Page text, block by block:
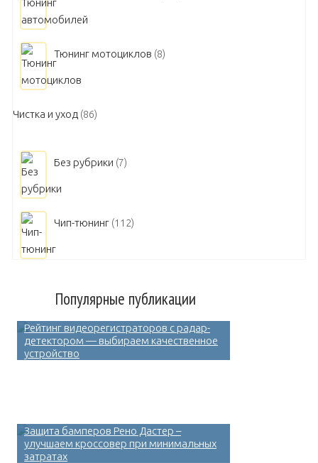
Тюнинг мотоциклов (8)
Чистка и уход (86)
Без рубрики (7)
Чип-тюнинг (112)
Популярные публикации
Рейтинг видеорегистраторов с радар-
детектором — выбираем качественное
устройство
Защита бамперов Рено Дастер –
улучшаем кроссовер при минимальных
затратах